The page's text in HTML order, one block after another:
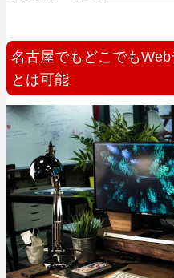
名古屋でもどこでも
とは可能